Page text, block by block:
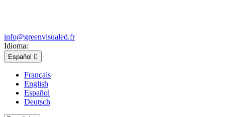
info@greenvisualed.fr
Idioma:
Español 
Français
English
Español
Deutsch